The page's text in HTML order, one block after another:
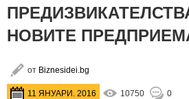
НОВИТЕ
от Biznesidei.bg
10750 0
11 ЯНУАРИ. 2016